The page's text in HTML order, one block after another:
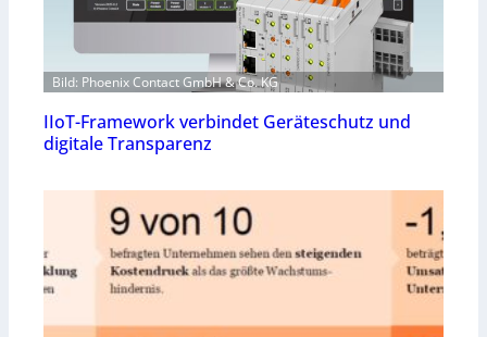
Bild: Phoenix Contact GmbH & Co. KG
IIoT-Framework verbindet Geräteschutz und
digitale Transparenz